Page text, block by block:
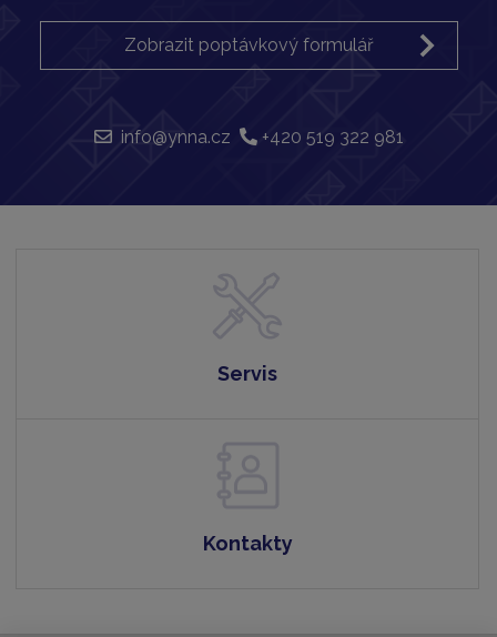
Zobrazit poptávkový formulář
info@ynna.cz +420 519 322 981
Servis
Kontakty